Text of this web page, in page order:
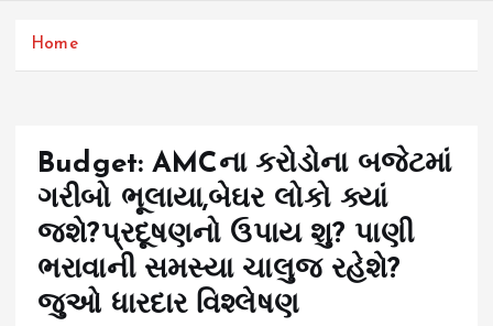
Home
Budget: AMCના કરોડોના બજેટમાં
ગરીબો ભૂલાયા,બેઘર લોકો ક્યાં
જશે?પ્રદૂષણનો ઉપાય શુ? પાણી
ભરાવાની સમસ્યા ચાલુજ રહેશે?
જુઓ ધારદાર વિશ્લેષણ